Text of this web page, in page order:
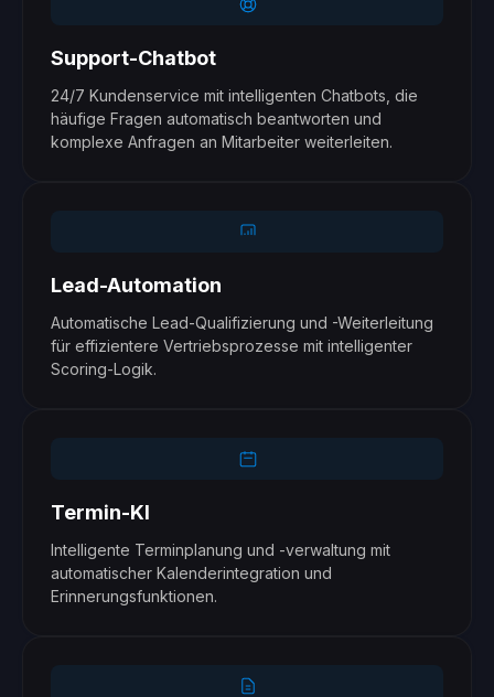
Support-Chatbot
24/7 Kundenservice mit intelligenten Chatbots, die
häufige Fragen automatisch beantworten und
komplexe Anfragen an Mitarbeiter weiterleiten.
Lead-Automation
Automatische Lead-Qualifizierung und -Weiterleitung
für effizientere Vertriebsprozesse mit intelligenter
Scoring-Logik.
Termin-KI
Intelligente Terminplanung und -verwaltung mit
automatischer Kalenderintegration und
Erinnerungsfunktionen.